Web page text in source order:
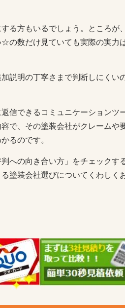
る方もいるでしょう。ところが
の数だけ見ていても実際の実力
説明の丁寧さまで判断しにくい
信できるコミュニケーションツ
で、その塗装会社がクレームや
るのです。
への向き合い方」をチェックす
塗装会社選びについてくわしく